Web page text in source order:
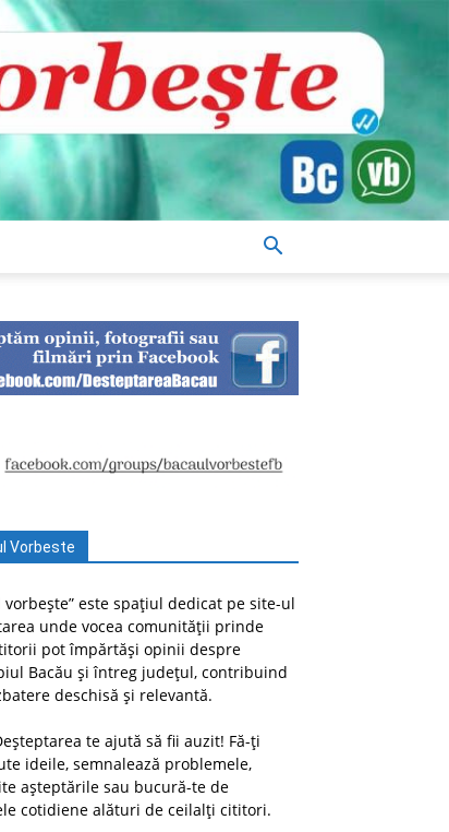
Vorbeste
vorbește” este spațiul dedicat pe site-ul
unde vocea comunității prinde
pot împărtăși opinii despre
Bacău și întreg județul, contribuind
deschisă și relevantă.
te ajută să fii auzit! Fă-ți
ideile, semnalează problemele,
așteptările sau bucură-te de
cotidiene alături de ceilalți cititori.